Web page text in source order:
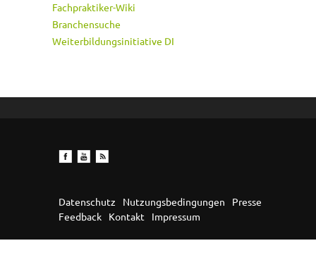
Fachpraktiker-Wiki
Branchensuche
Weiterbildungsinitiative DI
Datenschutz Nutzungsbedingungen
Presse
Feedback
Kontakt Impressum